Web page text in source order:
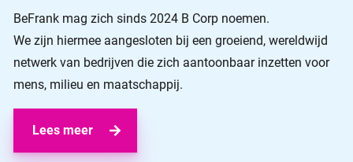
BeFrank mag zich sinds 2024 B Corp noemen.
We zijn hiermee aangesloten bij een groeiend, wereldwijd
netwerk van bedrijven die zich aantoonbaar inzetten voor
mens, milieu en maatschappij.
Lees meer